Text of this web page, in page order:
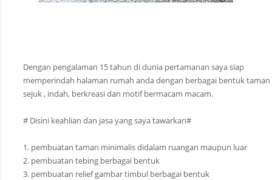
Dengan pengalaman 15 tahun di dunia pertamanan saya siap
memperindah halaman rumah anda dengan berbagai bentuk taman
sejuk , indah, berkreasi dan motif bermacam macam.
# Disini keahlian dan jasa yang saya tawarkan#
1. pembuatan taman minimalis didalam ruangan maupun luar
2. pembuatan tebing berbagai bentuk
3. pembuatan relief gambar timbul berbagai bentuk